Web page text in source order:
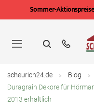
Sommer-
springen
scheurich24.de
Blog
Duragrain Dekore für
2013 erhältlich